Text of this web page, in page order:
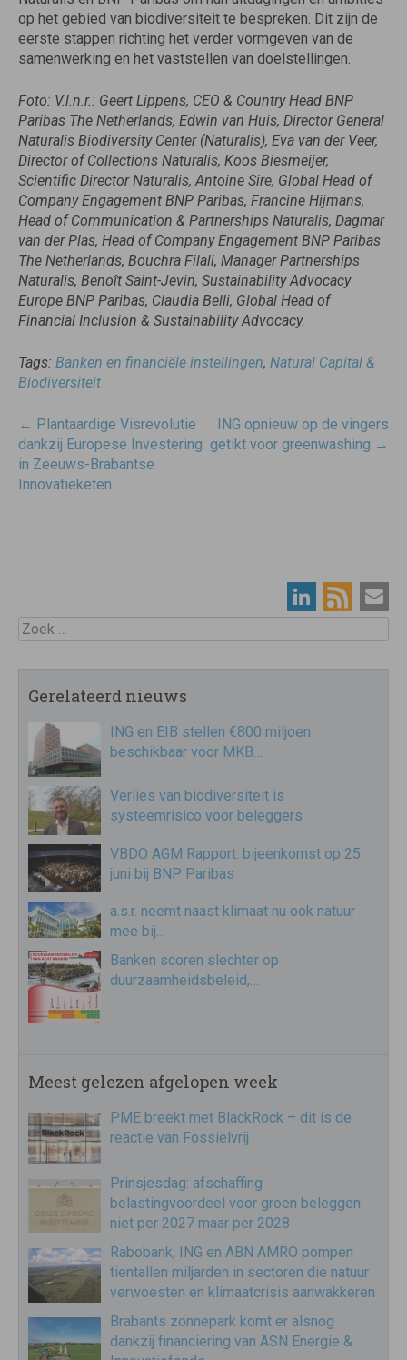
op het gebied van biodiversiteit te bespreken. Dit zijn de
eerste stappen richting het verder vormgeven van de
samenwerking en het vaststellen van doelstellingen.
Foto: V.l.n.r.: Geert Lippens, CEO & Country Head BNP
Paribas The Netherlands, Edwin van Huis, Director General
Naturalis Biodiversity Center (Naturalis), Eva van der Veer,
Director of Collections Naturalis, Koos Biesmeijer,
Scientific Director Naturalis, Antoine Sire, Global Head of
Company Engagement BNP Paribas, Francine Hijmans,
Head of Communication & Partnerships Naturalis, Dagmar
van der Plas, Head of Company Engagement BNP Paribas
The Netherlands, Bouchra Filali, Manager Partnerships
Naturalis, Benoît Saint-Jevin, Sustainability Advocacy
Europe BNP Paribas, Claudia Belli, Global Head of
Financial Inclusion & Sustainability Advocacy.
Tags: Banken en financiële instellingen, Natural Capital &
Biodiversiteit
Post
navigatie
← Plantaardige Visrevolutie
dankzij Europese Investering
in Zeeuws-Brabantse
Innovatieketen
ING opnieuw op de vingers
getikt voor greenwashing →
Zoek
Gerelateerd nieuws
ING en EIB stellen €800 miljoen
beschikbaar voor MKB…
Verlies van biodiversiteit is
systeemrisico voor beleggers
VBDO AGM Rapport: bijeenkomst op 25
juni bij BNP Paribas
a.s.r. neemt naast klimaat nu ook natuur
mee bij…
Banken scoren slechter op
duurzaamheidsbeleid,…
Meest gelezen afgelopen week
PME breekt met BlackRock – dit is de
reactie van Fossielvrij
Prinsjesdag: afschaffing
belastingvoordeel voor groen beleggen
niet per 2027 maar per 2028
Rabobank, ING en ABN AMRO pompen
tientallen miljarden in sectoren die natuur
verwoesten en klimaatcrisis aanwakkeren
Brabants zonnepark komt er alsnog
dankzij financiering van ASN Energie &